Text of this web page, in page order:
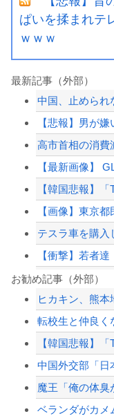
ぱいを揉まれテ
ｗｗｗ
最新記事（外部）
【韓国悲報】
お勧め記事（外部）
【韓国悲報】
魔王「俺の体臭
ベランダがカメ